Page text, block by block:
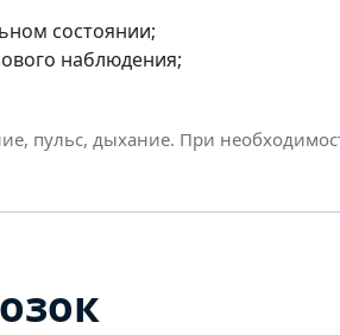
состоянии;
наблюдения;
пульс, дыхание. При